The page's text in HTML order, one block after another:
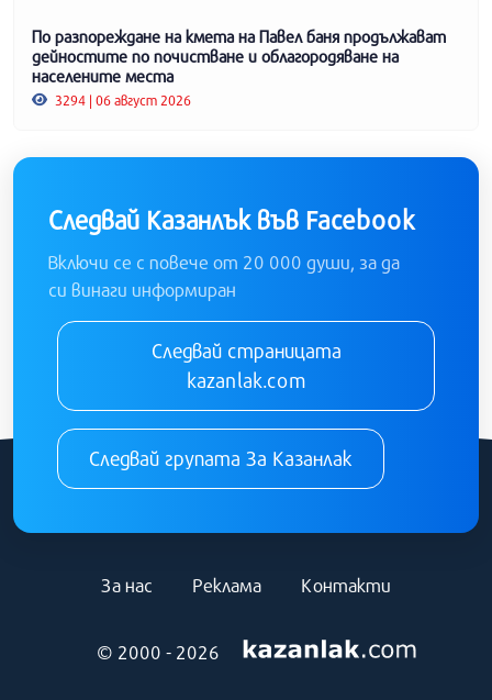
По разпореждане на кмета на Павел баня продължават
дейностите по почистване и облагородяване на
населените места
3294 | 06 август 2026
Следвай Казанлък във Facebook
Включи се с повече от 20 000 души, за да
си винаги информиран
Следвай страницата
kazanlak.com
Следвай групата За Казанлак
© 2000 - 2026
За нас Реклама Контакти